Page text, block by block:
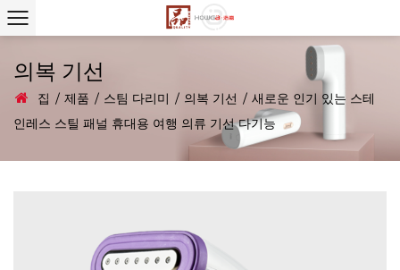
의복 기선
집 / 제품 / 스팀 다리미 / 의복 기선 / 새로운 인기 있는 스테
인레스 스틸 패널 휴대용 여행 의류 기선 다기능